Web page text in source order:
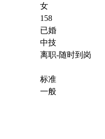
女
158
已婚
中技
离职-随时到岗
标准
一般